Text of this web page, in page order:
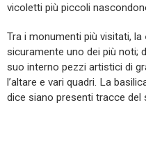
vicoletti più piccoli
Tra i monumenti più visitati, la
sicuramente uno dei più noti;
suo interno pezzi artistici di
l’altare e vari quadri. La
dice siano presenti tracce del